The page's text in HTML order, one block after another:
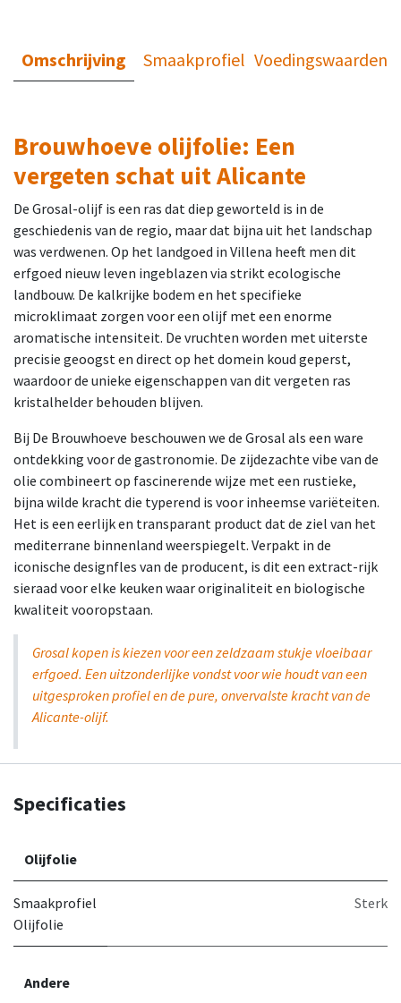
Omschrijving Smaakprofiel Voedingswaarden
Brouwhoeve olijfolie: Een
vergeten schat uit Alicante
De Grosal-olijf is een ras dat diep geworteld is in de
geschiedenis van de regio, maar dat bijna uit het landschap
was verdwenen. Op het landgoed in Villena heeft men dit
erfgoed nieuw leven ingeblazen via strikt ecologische
landbouw. De kalkrijke bodem en het specifieke
microklimaat zorgen voor een olijf met een enorme
aromatische intensiteit. De vruchten worden met uiterste
precisie geoogst en direct op het domein koud geperst,
waardoor de unieke eigenschappen van dit vergeten ras
kristalhelder behouden blijven.
Bij De Brouwhoeve beschouwen we de Grosal als een ware
ontdekking voor de gastronomie. De zijdezachte vibe van de
olie combineert op fascinerende wijze met een rustieke,
bijna wilde kracht die typerend is voor inheemse variëteiten.
Het is een eerlijk en transparant product dat de ziel van het
mediterrane binnenland weerspiegelt. Verpakt in de
iconische designfles van de producent, is dit een extract-rijk
sieraad voor elke keuken waar originaliteit en biologische
kwaliteit vooropstaan.
Grosal kopen is kiezen voor een zeldzaam stukje vloeibaar
erfgoed. Een uitzonderlijke vondst voor wie houdt van een
uitgesproken profiel en de pure, onvervalste kracht van de
Alicante-olijf.
Specificaties
Olijfolie
Smaakprofiel
Olijfolie
Sterk
Andere